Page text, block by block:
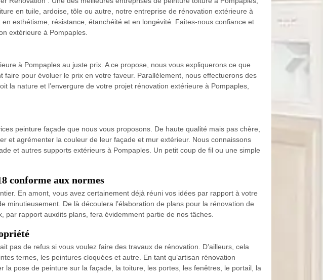
en tuile, ardoise, tôle ou autre, notre entreprise de rénovation extérieure à
esthétisme, résistance, étanchéité et en longévité. Faites-nous confiance et
extérieure à Pompaples.
à Pompaples au juste prix. A ce propose, nous vous expliquerons ce que
pour évoluer le prix en votre faveur. Parallèlement, nous effectuerons des
la nature et l’envergure de votre projet rénovation extérieure à Pompaples,
peinture façade que nous vous proposons. De haute qualité mais pas chère,
et agrémenter la couleur de leur façade et mur extérieur. Nous connaissons
et autres supports extérieurs à Pompaples. Un petit coup de fil ou une simple
conforme aux normes
En amont, vous avez certainement déjà réuni vos idées par rapport à votre
De là découlera l’élaboration de plans pour la rénovation de
par rapport auxdits plans, fera évidemment partie de nos tâches.
pas de refus si vous voulez faire des travaux de rénovation. D’ailleurs, cela
ternes, les peintures cloquées et autre. En tant qu’artisan rénovation
pose de peinture sur la façade, la toiture, les portes, les fenêtres, le portail, la